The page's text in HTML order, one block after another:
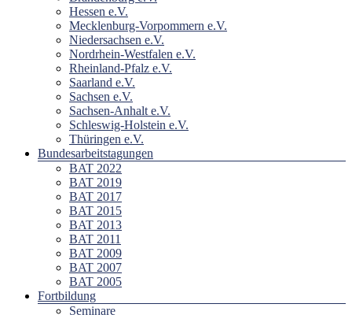
Hessen e.V.
Mecklenburg-Vorpommern e.V.
Niedersachsen e.V.
Nordrhein-Westfalen e.V.
Rheinland-Pfalz e.V.
Saarland e.V.
Sachsen e.V.
Sachsen-Anhalt e.V.
Schleswig-Holstein e.V.
Thüringen e.V.
Bundesarbeitstagungen
BAT 2022
BAT 2019
BAT 2017
BAT 2015
BAT 2013
BAT 2011
BAT 2009
BAT 2007
BAT 2005
Fortbildung
Seminare